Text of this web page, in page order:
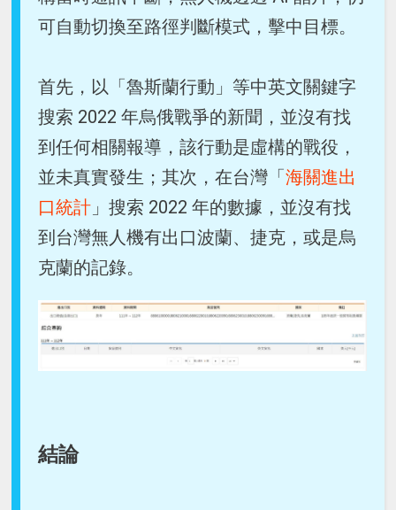
可自動切換至路徑判斷模式，擊中目標。
首先，以「魯斯蘭行動」等中英文關鍵字
搜索 2022 年烏俄戰爭的新聞，並沒有找
到任何相關報導，該行動是虛構的戰役，
並未真實發生；其次，在台灣「海關進出
口統計 」搜索 2022 年的數據，並沒有找
到台灣無人機有出口波蘭、捷克，或是烏
克蘭的記錄。
結論